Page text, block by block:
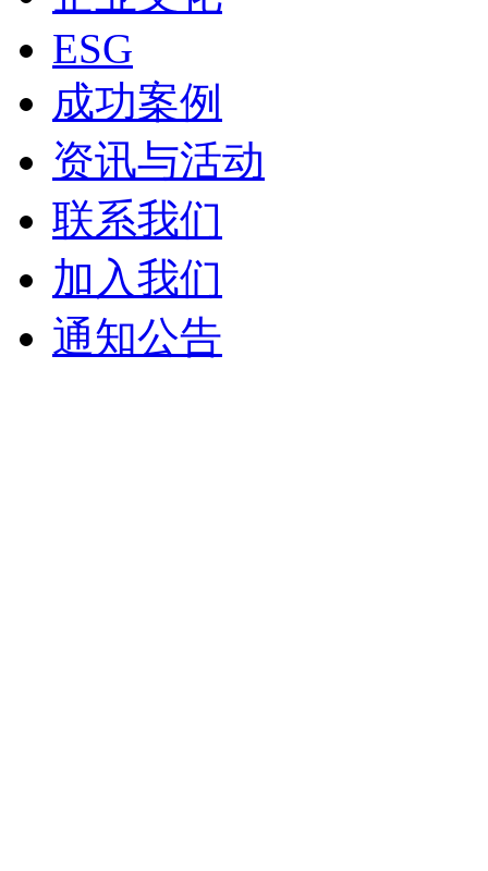
ESG
成功案例
资讯与活动
联系我们
加入我们
通知公告